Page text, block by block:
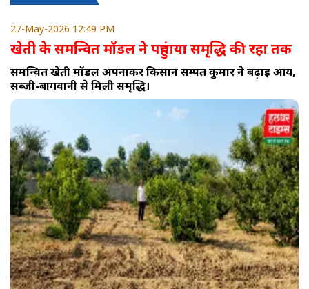
27-May-2026 12:49 PM
खेती के समन्वित मॉडल ने पहुंचाया समृद्धि की रहा तक
समन्वित खेती मॉडल अपनाकर किसान सम्पत कुमार ने बढ़ाई आय,
सब्जी-बागवानी से मिली समृद्धि।